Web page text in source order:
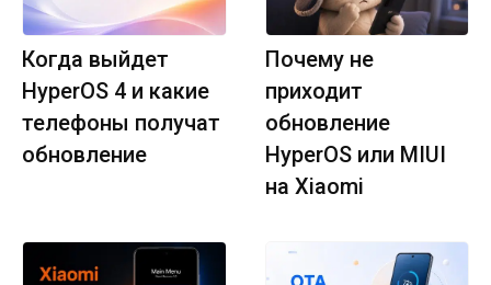
Когда выйдет
HyperOS 4 и какие
телефоны получат
обновление
Почему не
приходит
обновление
HyperOS или MIUI
на Xiaomi